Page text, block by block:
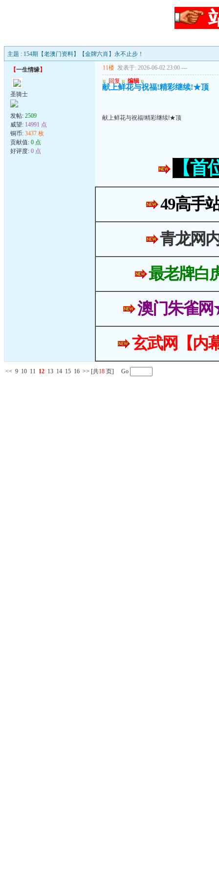
主题 : 154期【老澳门资料】【金牌六肖】永不止步！
【一生情缘】
圣骑士
发帖: 2509
威望: 14991 点
铜币: 3437 枚
贡献值: 0 点
好评度: 0 点
11楼 发表于: 2026-06-02 23:00 ---
u 回复 u 编辑 u
献上鲜花与祝福!精彩继续!★顶
献上鲜花与祝福!精彩继续!★顶
【
49高手
青龙网
最老牌白
澳门朱雀
玄武网【内
<< 9 10 11 12 13 14 15 16 >> [共18 页] Go